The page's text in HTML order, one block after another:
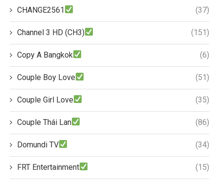
CHANGE2561 (37)
Channel 3 HD (CH3) (151)
Copy A Bangkok (6)
Couple Boy Love (51)
Couple Girl Love (35)
Couple Thái Lan (86)
Domundi TV (34)
FRT Entertainment (15)